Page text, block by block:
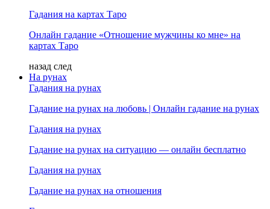
Гадания на картах Таро
Онлайн гадание «Отношение мужчины ко мне» на
картах Таро
назад след
На рунах
Гадания на рунах
Гадание на рунах на любовь | Онлайн гадание на рунах
Гадания на рунах
Гадание на рунах на ситуацию — онлайн бесплатно
Гадания на рунах
Гадание на рунах на отношения